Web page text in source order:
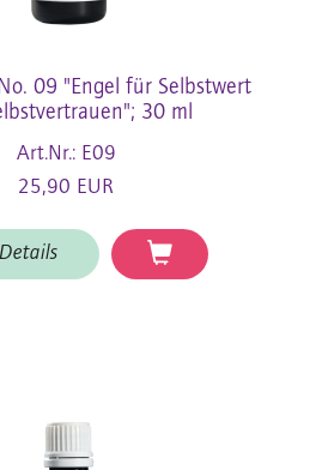
09 "Engel für Selbstwert
30 ml
Art.Nr.: E09
25,90 EUR